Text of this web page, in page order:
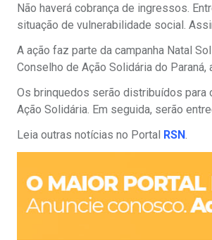
Não haverá cobrança de ingressos.
situação de vulnerabilidade social.
A ação faz parte da campanha Natal
Conselho de Ação Solidária do
Os brinquedos serão distribuídos
Ação Solidária. Em seguida, serão
Leia outras notícias no Portal RSN